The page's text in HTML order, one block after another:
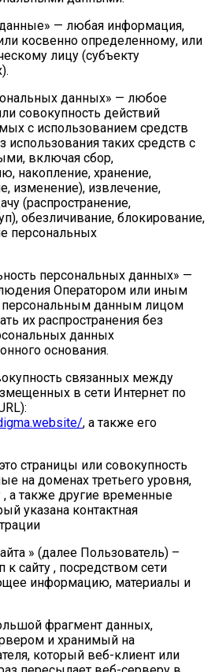
— любая информация,
косвенно определенному, или
лицу (субъекту
данных» — любое
совокупность действий
с использованием средств
использования таких средств с
включая сбор,
накопление, хранение,
изменение), извлечение,
(распространение,
обезличивание, блокирование,
персональных
персональных данных» —
Оператором или иным
персональным данным лицом
их распространения без
данных
основания.
связанных между
в сети Интернет по
, а также его
страницы или совокупность
на доменах третьего уровня,
а также другие временные
указана контактная
» (далее Пользователь) –
сайту , посредством сети
информацию, материалы и
фрагмент данных,
и хранимый на
который веб-клиент или